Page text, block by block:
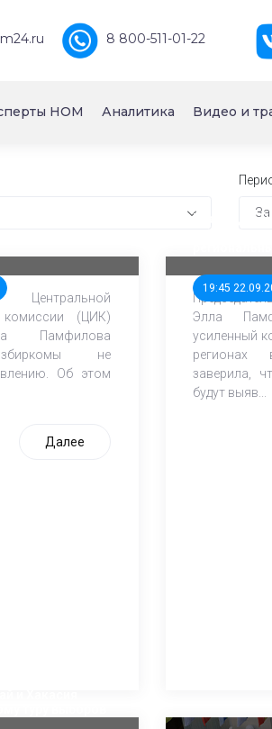
8 800-511-01-22
НОМ Аналитика Видео и
членов
Центральной
комиссии (ЦИК)
Памфилова
не
Об этом
Далее
19:45
Глава ЦИК
Элла
усиленный
регионах
заверила,
будут выяв...